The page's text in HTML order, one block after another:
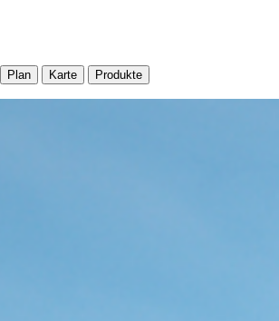
Plan Karte Produkte